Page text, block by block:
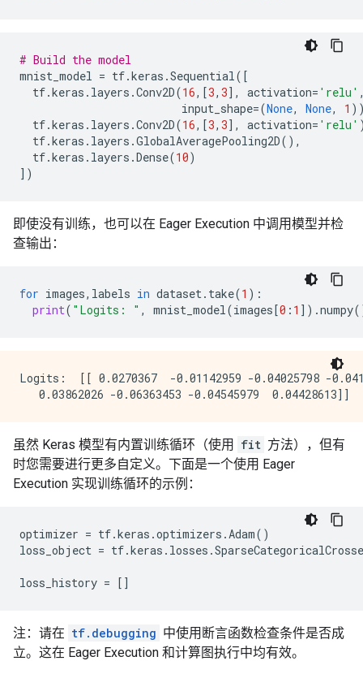
# Build the model
mnist_model = tf.keras .Sequential([
tf.keras . layers .Conv2D(16,[3, 3], activation= 'relu'
input_shape=(None, None, 1
tf.keras . layers .Conv2D(16,[3, 3], activation= 'relu'
tf.keras . layers .GlobalAveragePooling2D(),
tf.keras . layers .Dense(10)
])
即使没有训练，也可以在 Eager Execution 中调用模型并检
查输出：
for images, labels in dataset. take(1 ):
print( "Logits: " , mnist_model(images[0 : 1 ]) .numpy
Logits:  [[ 0.0270367  -0.01142959 -0.04025798 -
虽然 Keras 模型有内置训练循环（使用 fit 方法），但有
时您需要进行更多自定义。下面是一个使用 Eager
Execution 实现训练循环的示例：
optimizer = tf.keras .optimizers .Adam()
loss_object = tf.keras . losses .
loss_history = []
注：请在 tf.debugging 中使用断言函数检查条件是否成
立。这在 Eager Execution 和计算图执行中均有效。